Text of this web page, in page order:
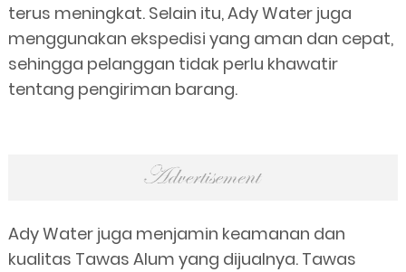
terus meningkat. Selain itu, Ady Water juga
menggunakan ekspedisi yang aman dan cepat,
sehingga pelanggan tidak perlu khawatir
tentang pengiriman barang.
Ady Water juga menjamin keamanan dan
kualitas Tawas Alum yang dijualnya. Tawas